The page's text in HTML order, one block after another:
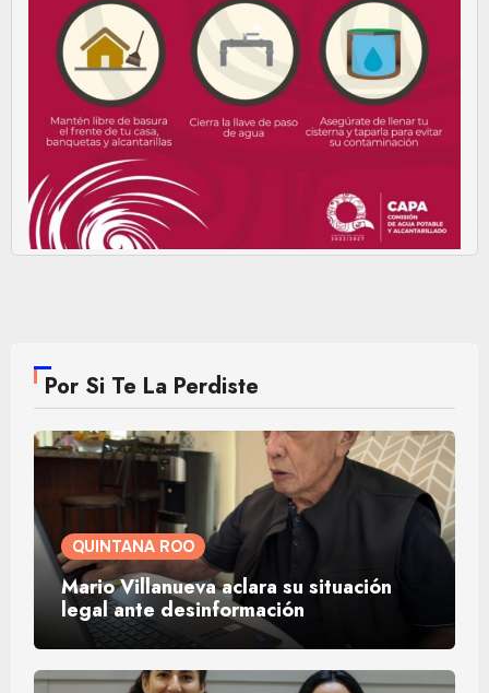
Por Si Te La Perdiste
QUINTANA ROO
Mario Villanueva aclara su situación
legal ante desinformación